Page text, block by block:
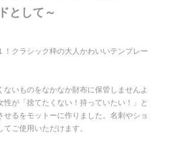
として～
！クラシック枠の大人かわいいテンプレー
ないものをなかなか財布に保管しませんよ
性が「捨てたくない！持っていたい！」と
せるをモットーに作りました。名刺やショ
てご使用いただけます。